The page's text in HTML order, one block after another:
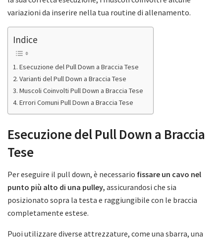
variazioni da inserire nella tua routine di allenamento.
Indice
Esecuzione del Pull Down a Braccia Tese
Varianti del Pull Down a Braccia Tese
Muscoli Coinvolti Pull Down a Braccia Tese
Errori Comuni Pull Down a Braccia Tese
Esecuzione del Pull Down a Braccia
Tese
Per eseguire il pull down, è necessario fissare un cavo nel
punto più alto di una pulley, assicurandosi che sia
posizionato sopra la testa e raggiungibile con le braccia
completamente estese.
Puoi utilizzare diverse attrezzature, come una sbarra, una